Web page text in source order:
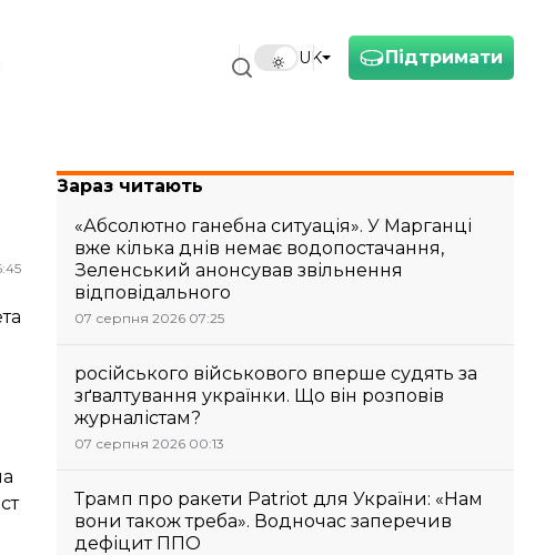
Підтримати
UK
Зараз читають
«Абсолютно ганебна ситуація». У Марганці
вже кілька днів немає водопостачання,
Зеленський анонсував звільнення
відповідального
07 серпня 2026 07:25
російського військового вперше судять за
зґвалтування українки. Що він розповів
журналістам?
07 серпня 2026 00:13
Трамп про ракети Patriot для України: «Нам
вони також треба». Водночас заперечив
дефіцит ППО